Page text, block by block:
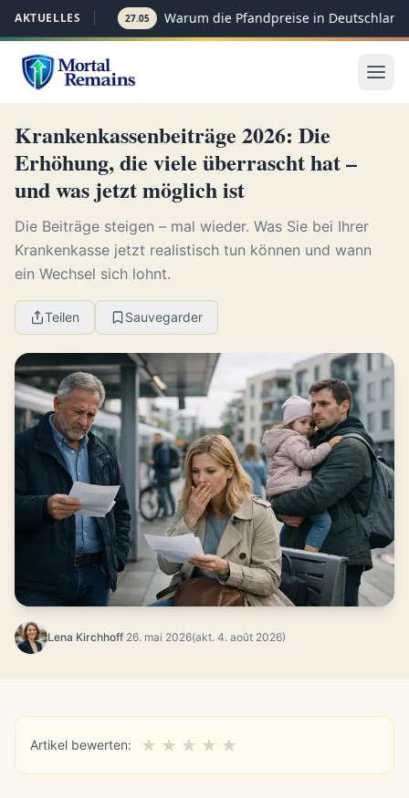
AKTUELLES 27.05 Warum die Pfandpreise in
Krankenkassenbeiträge 2026: Die
Erhöhung, die viele überrascht hat –
und was jetzt möglich ist
Die Beiträge steigen – mal wieder. Was Sie bei Ihrer
Krankenkasse jetzt realistisch tun können und wann
ein Wechsel sich lohnt.
Teilen Sauvegarder
Lena Kirchhoff·26. mai 2026(akt. 4. août 2026)
Artikel bewerten: ★ ★ ★ ★ ★